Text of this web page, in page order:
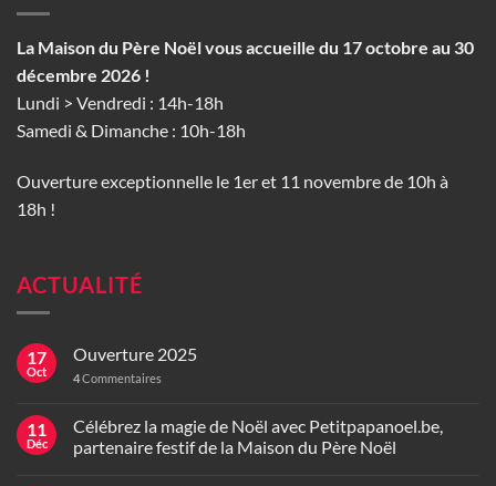
La Maison du Père Noël vous accueille du 17 octobre au 30
décembre 2026 !
Lundi > Vendredi : 14h-18h
Samedi & Dimanche : 10h-18h
Ouverture exceptionnelle le 1er et 11 novembre de 10h à
18h !
ACTUALITÉ
17
Oct
Ouverture 2025
4Commentaires
11
Déc
Célébrez la magie de Noël avec Petitpapanoel.be,
partenaire festif de la Maison du Père Noël